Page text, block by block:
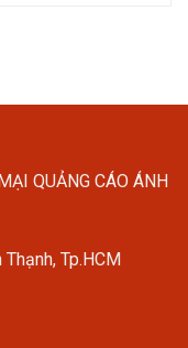
QUẢNG CÁO ÁNH
Tp.HCM